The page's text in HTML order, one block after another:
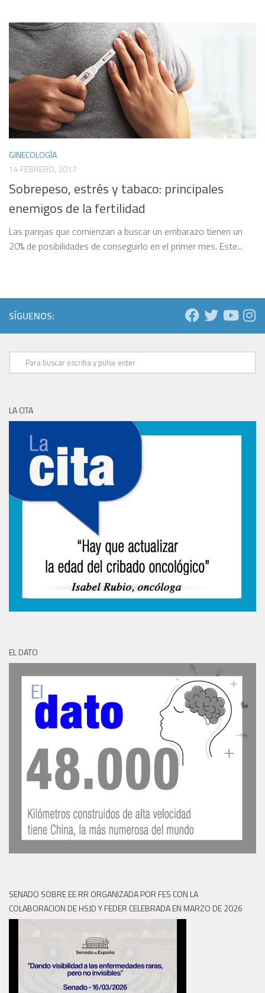
GINECOLOGÍA
14 FEBRERO, 2017
Sobrepeso, estrés y tabaco: principales
enemigos de la fertilidad
Las parejas que comienzan a buscar un embarazo tienen un
20% de posibilidades de conseguirlo en el primer mes. Este...
SÍGUENOS:
LA CITA
EL DATO
SENADO SOBRE EE RR ORGANIZADA POR FES CON LA
COLABORACION DE HSJD Y FEDER CELEBRADA EN MARZO DE 2026